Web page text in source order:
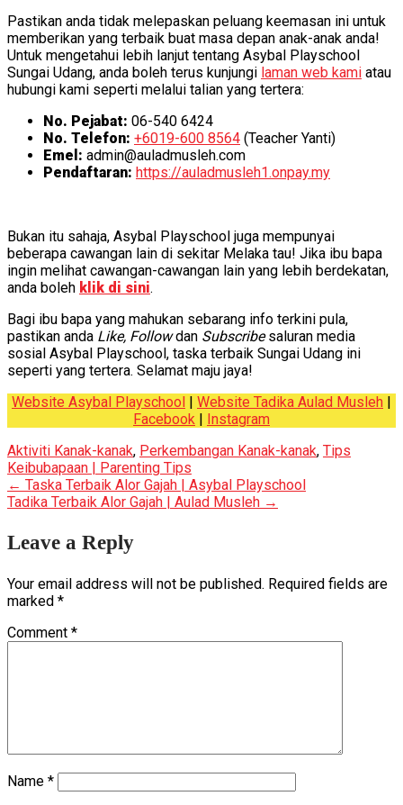
Pastikan anda tidak melepaskan peluang keemasan ini untuk
memberikan yang terbaik buat masa depan anak-anak anda!
Untuk mengetahui lebih lanjut tentang Asybal Playschool
Sungai Udang, anda boleh terus kunjungi laman web kami atau
hubungi kami seperti melalui talian yang tertera:
No. Pejabat: 06-540 6424
No. Telefon: +6019-600 8564 (Teacher Yanti)
Emel: admin@auladmusleh.com
Pendaftaran: https://auladmusleh1.onpay.my
Bukan itu sahaja, Asybal Playschool juga mempunyai
beberapa cawangan lain di sekitar Melaka tau! Jika ibu bapa
ingin melihat cawangan-cawangan lain yang lebih berdekatan,
anda boleh klik di sini.
Bagi ibu bapa yang mahukan sebarang info terkini pula,
pastikan anda Like, Followdan Subscribesaluran media
sosial Asybal Playschool, taska terbaik Sungai Udang ini
seperti yang tertera. Selamat maju jaya!
Website Asybal Playschool
Website Tadika Aulad Musleh
Facebook
Instagram
Aktiviti Kanak-kanak, Perkembangan Kanak-kanak, Tips
Keibubapaan | Parenting Tips
Post
navigation
← Taska Terbaik Alor Gajah | Asybal Playschool
Tadika Terbaik Alor Gajah | Aulad Musleh →
Leave a Reply
Your email address will not be published. Required fields are
marked *
Comment *
Name *